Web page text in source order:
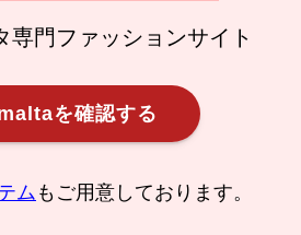
専門ファッションサイト
を確認する
ム もご用意しております。